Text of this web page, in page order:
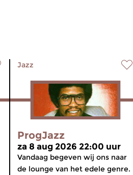
Jazz
ProgJazz
za 8 aug 2026 22:00 uur
Vandaag begeven wij ons naar
de lounge van het edele genre.